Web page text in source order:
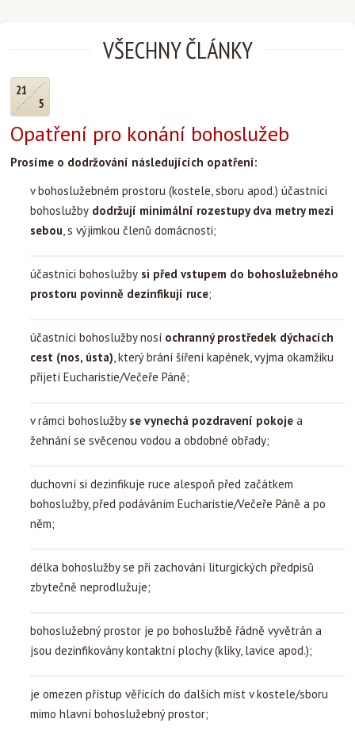
VŠECHNY ČLÁNKY
21
5
Opatření pro konání bohoslužeb
Prosíme o dodržování následujících opatření:
v bohoslužebném prostoru (kostele, sboru apod.) účastníci
bohoslužby dodržují minimální rozestupy dva metry mezi
sebou, s výjimkou členů domácnosti;
účastníci bohoslužby si před vstupem do bohoslužebného
prostoru povinně dezinfikují ruce;
účastníci bohoslužby nosí ochranný prostředek dýchacích
cest (nos, ústa), který brání šíření kapének, vyjma okamžiku
přijetí Eucharistie/Večeře Páně;
v rámci bohoslužby se vynechá pozdravení pokoje a
žehnání se svěcenou vodou a obdobné obřady;
duchovní si dezinfikuje ruce alespoň před začátkem
bohoslužby, před podáváním Eucharistie/Večeře Páně a po
něm;
délka bohoslužby se při zachování liturgických předpisů
zbytečně neprodlužuje;
bohoslužebný prostor je po bohoslužbě řádně vyvětrán a
jsou dezinfikovány kontaktní plochy (kliky, lavice apod.);
je omezen přístup věřících do dalších míst v kostele/sboru
mimo hlavní bohoslužebný prostor;